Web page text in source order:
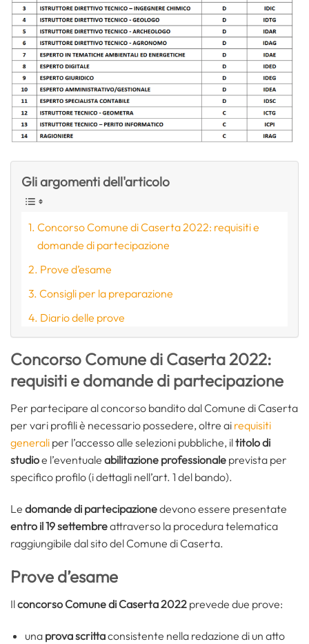
Gli argomenti dell'articolo
Concorso Comune di Caserta 2022: requisiti e
domande di partecipazione
Prove d’esame
Consigli per la preparazione
Diario delle prove
Concorso Comune di Caserta 2022:
requisiti e domande di partecipazione
Per partecipare al concorso bandito dal Comune di Caserta
per vari profili è necessario possedere, oltre ai requisiti
generali per l’accesso alle selezioni pubbliche, iltitolo di
studioe l’eventuale abilitazione professionale prevista per
specifico profilo (i dettagli nell’art. 1 del bando).
Le domande di partecipazionedevono essere presentate
entro il 19 settembreattraverso la procedura telematica
raggiungibile dal sito del Comune di Caserta.
Prove d’esame
Ilconcorso Comune di Caserta 2022 prevede due prove:
una prova scrittaconsistente nella redazione di un atto